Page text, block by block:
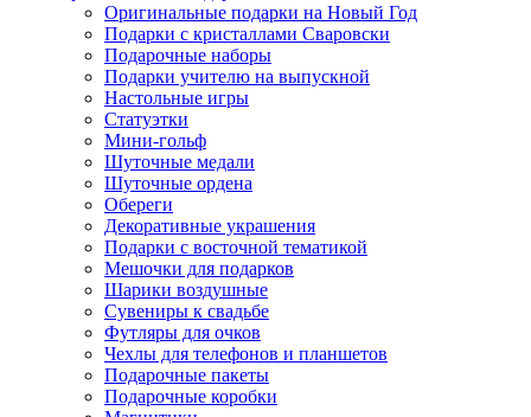
Оригинальные подарки на Новый Год
Подарки с кристаллами Сваровски
Подарочные наборы
Подарки учителю на выпускной
Настольные игры
Статуэтки
Мини-гольф
Шуточные медали
Шуточные ордена
Обереги
Декоративные украшения
Подарки с восточной тематикой
Мешочки для подарков
Шарики воздушные
Сувениры к свадьбе
Футляры для очков
Чехлы для телефонов и планшетов
Подарочные пакеты
Подарочные коробки